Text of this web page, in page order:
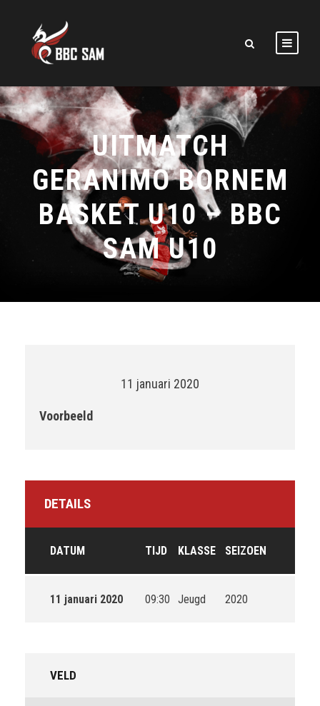
UITMATCH
GERANIMO BORNEM
BASKET U10 – BBC
SAM U10
11 januari 2020
Voorbeeld
DETAILS
DATUM TIJD KLASSE SEIZOEN
11 januari 2020 09:30 Jeugd 2020
VELD